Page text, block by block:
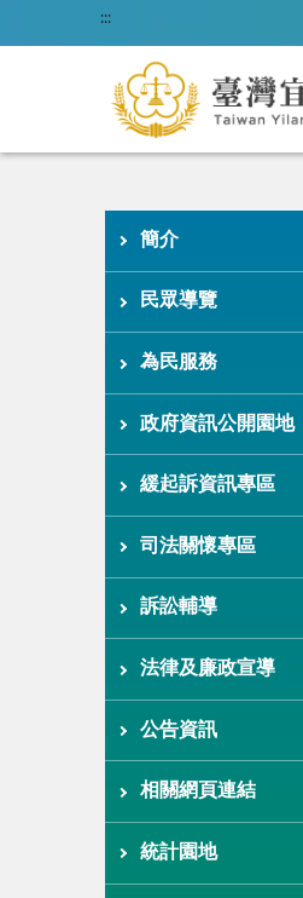
:::
簡介
民眾導覽
為民服務
政府資訊公開園地
緩起訴資訊專區
司法關懷專區
訴訟輔導
法律及廉政宣導
公告資訊
相關網頁連結
統計園地